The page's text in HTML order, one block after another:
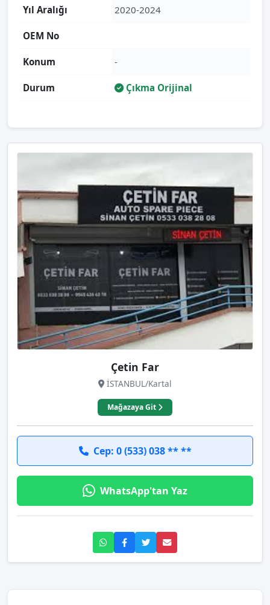
Yıl Aralığı 2020-2024
OEM No
Konum -
Durum Çıkma Orijinal
Çetin Far
İSTANBUL/Kartal
Mağazaya Git
Cep: 0 (533) 038 ** **
WhatsApp'tan Yaz